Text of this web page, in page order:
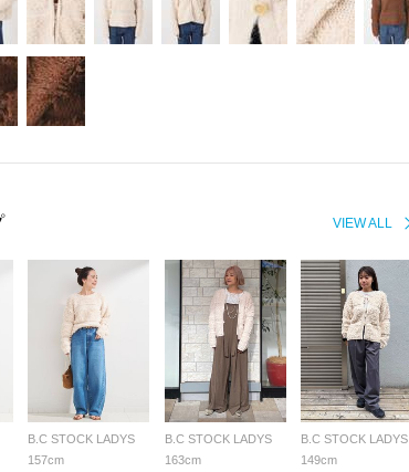
VIEW ALL
B.C STOCK LADYS
157cm
B.C STOCK LADYS
163cm
B.C STOCK LADYS
149cm